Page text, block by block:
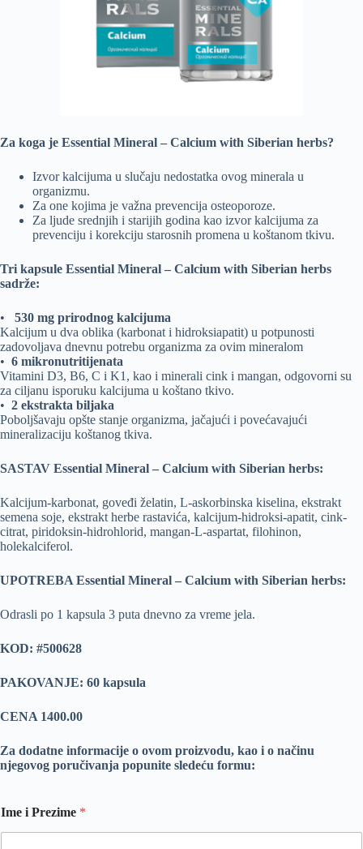
Za koga je Essential Mineral – Calcium with Siberian herbs?
Izvor kalcijuma u ​​slučaju nedostatka ovog minerala u
organizmu.
Za one kojima je važna prevencija osteoporoze.
Za ljude srednjih i starijih godina kao izvor kalcijuma za
prevenciju i korekciju starosnih promena u koštanom tkivu.
Tri kapsule Essential Mineral – Calcium with Siberian herbs
sadrže:
• 530 mg prirodnog kalcijuma
Kalcijum u dva oblika (karbonat i hidroksiapatit) u potpunosti
zadovoljava dnevnu potrebu organizma za ovim mineralom
• 6 mikronutritijenata
Vitamini D3, B6, C i K1, kao i minerali cink i mangan, odgovorni su
za ciljanu isporuku kalcijuma u ​​koštano tkivo.
• 2 ekstrakta biljaka
Poboljšavaju opšte stanje organizma, jačajući i povećavajući
mineralizaciju koštanog tkiva.
SASTAV Essential Mineral – Calcium with Siberian herbs:
Kalcijum-karbonat, goveđi želatin, L-askorbinska kiselina, ekstrakt
semena soje, ekstrakt herbe rastavića, kalcijum-hidroksi-apatit, cink-
citrat, piridoksin-hidrohlorid, mangan-L-aspartat, filohinon,
holekalciferol.
UPOTREBA Essential Mineral – Calcium with Siberian herbs:
Odrasli po 1 kapsula 3 puta dnevno za vreme jela.
KOD: #500628
PAKOVANJE: 60 kapsula
CENA 1400.00
Za dodatne informacije o ovom proizvodu, kao i o načinu
njegovog poručivanja popunite sledeću formu:
o
j
Ime i Prezime *